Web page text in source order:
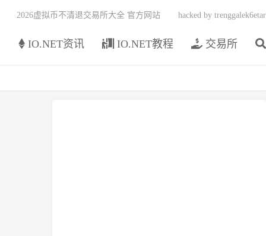
IO.NET资讯 IO.NET教程 交易所
2026虚拟币不清退交易所大全 官方网站 hacked by trenggalek6etar